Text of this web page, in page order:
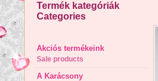
Termék kategóriák
Categories
Akciós termékeink
Sale products
A Karácsony